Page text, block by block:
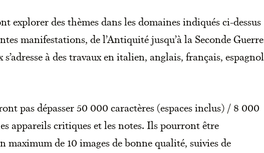
explorer des thèmes dans les domaines indiqués ci-dessus
manifestations, de l’Antiquité jusqu’à la Seconde Guerre
à des travaux en italien, anglais, français, espagnol
pas dépasser 50 000 caractères (espaces inclus) / 8 000
appareils critiques et les notes. Ils pourront être
maximum de 10 images de bonne qualité, suivies de